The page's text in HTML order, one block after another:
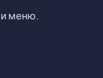
меню.